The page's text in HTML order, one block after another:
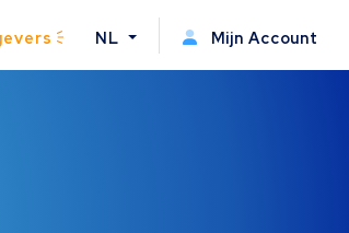
NL Mijn Account